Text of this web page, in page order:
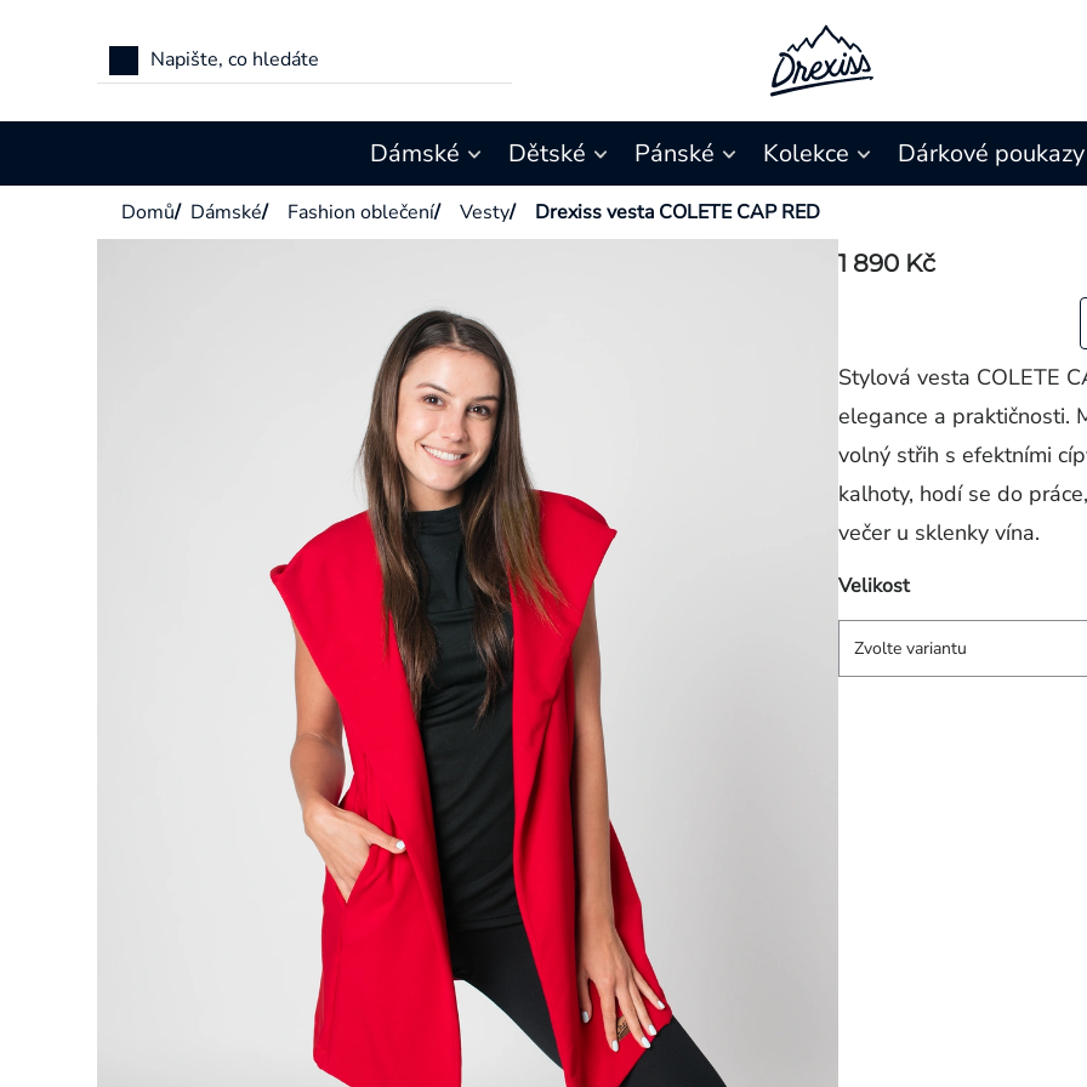
Dámské Dětské Pánské Kolekce Dárkové poukazy
Domů/ Dámské/ Fashion oblečení/ Vesty/ Drexiss vesta COLETE CAP RED
1 890 Kč
Velikost
Stylová vesta COLETE
elegance a praktičnosti.
volný střih s efektními
kalhoty, hodí se do
večer u sklenky vína.